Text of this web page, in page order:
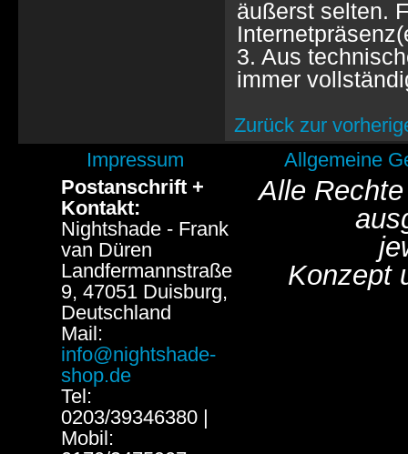
äußerst selten.
3. Aus
immer
Zurück zur
Impressum
Allgemeine
Postanschrift +
Kontakt:
Nightshade - Frank
van Düren
Landfermannstraße
9, 47051 Duisburg,
Deutschland
Mail:
info@nightshade-
shop.de
Tel:
0203/39346380 |
Mobil:
Alle
Konzept